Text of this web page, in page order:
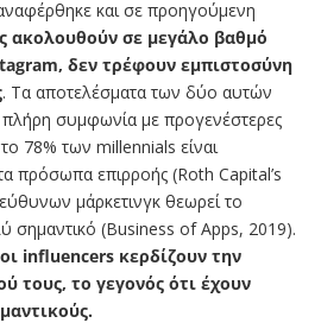
και σε προηγούμενη
ακολουθούν σε μεγάλο βαθμό
δεν τρέφουν εμπιστοσύνη
. Τα αποτελέσματα των δύο αυτών
συμφωνία με προγενέστερες
78% των millennials είναι
πρόσωπα επιρροής (Roth Capital’s
μάρκετινγκ θεωρεί το
σημαντικό (Business of Apps, 2019).
influencers κερδίζουν την
τους, το γεγονός ότι έχουν